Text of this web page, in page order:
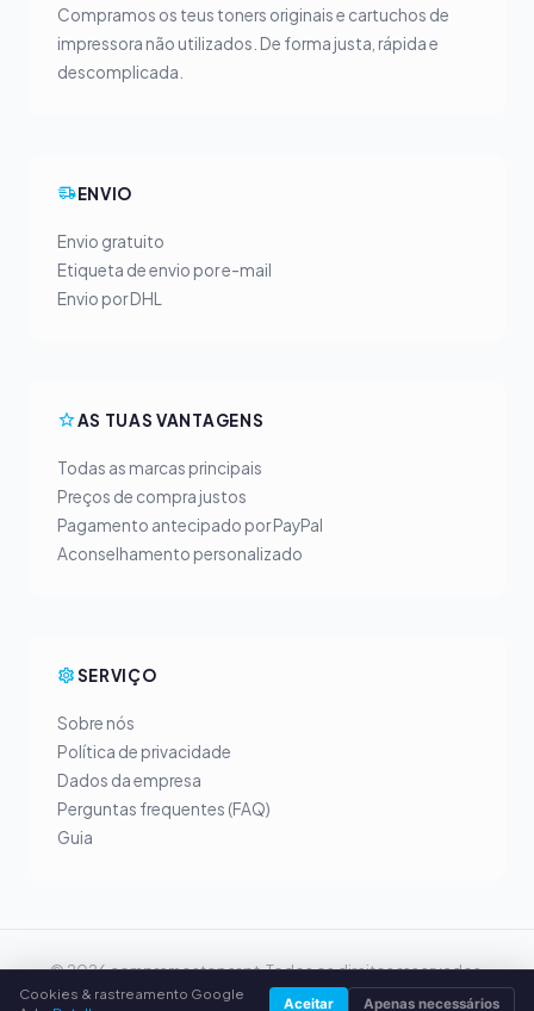
Compramos os teus toners originais e cartuchos de
impressora não utilizados. De forma justa, rápida e
descomplicada.
ENVIO
Envio gratuito
Etiqueta de envio por e-mail
Envio por DHL
AS TUAS VANTAGENS
Todas as marcas principais
Preços de compra justos
Pagamento antecipado por PayPal
Aconselhamento personalizado
SERVIÇO
Sobre nós
Política de privacidade
Dados da empresa
Perguntas frequentes (FAQ)
Guia
© 2026 compramostoner.pt. Todos os direitos reservados.
Vender toner na tua cidade
Cookies & rastreamento Google
Aceitar Apenas necessários